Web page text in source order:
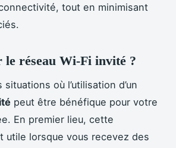
tout en minimisant
le réseau Wi-Fi invité ?
où l’utilisation d’un
peut être bénéfique pour votre
En premier lieu, cette
utile lorsque vous recevez des